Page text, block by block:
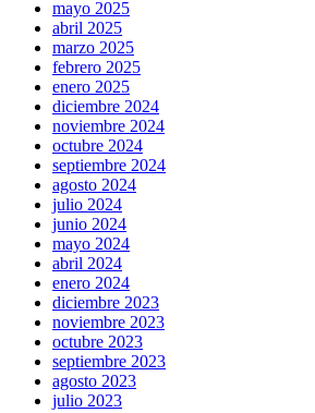
mayo 2025
abril 2025
marzo 2025
febrero 2025
enero 2025
diciembre 2024
noviembre 2024
octubre 2024
septiembre 2024
agosto 2024
julio 2024
junio 2024
mayo 2024
abril 2024
enero 2024
diciembre 2023
noviembre 2023
octubre 2023
septiembre 2023
agosto 2023
julio 2023